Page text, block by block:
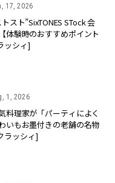
17, 2026
スト”SixTONES STock 会
体験時のおすすめポイント
ッシィ]
1, 2026
料理家が「パーティによく
いもお墨付きの老舗の名物
ラッシィ]